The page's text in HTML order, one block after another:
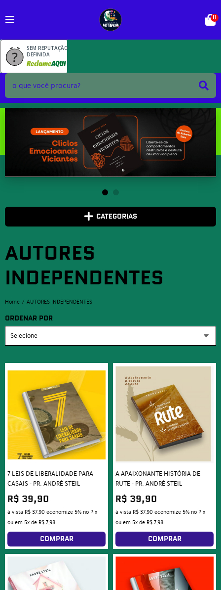
SEM REPUTAÇÃO
DEFINIDA
0
CATEGORIAS
AUTORES
INDEPENDENTES
Home AUTORES INDEPENDENTES
ORDENAR POR
Selecione
7 LEIS DE LIBERALIDADE PARA
CASAIS - PR. ANDRÉ STEIL
R$ 39,90
à vista R$ 37,90 economize 5% no Pix
ou em 5xde R$ 7,98
COMPRAR
A APAIXONANTE HISTÓRIA DE
RUTE - PR. ANDRÉ STEIL
R$ 39,90
à vista R$ 37,90 economize 5% no Pix
ou em 5xde R$ 7,98
COMPRAR